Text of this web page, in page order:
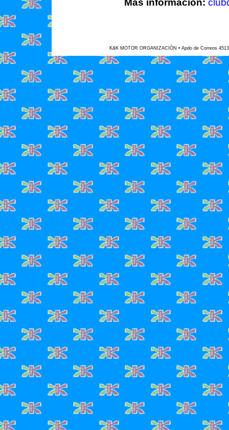
Más información:
K&K MOTOR ORGANIZACIÓN • Apdo de Correos